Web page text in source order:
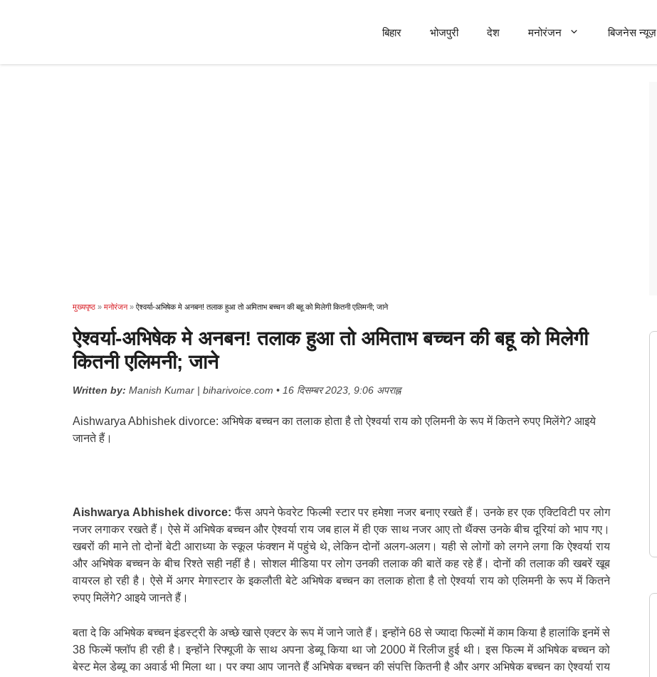
बिहार भोजपुरी देश मनोरंजन बिजनेस न्यूज़
मुख्यपृष्ठ » मनोरंजन» ऐश्वर्या-अभिषेक मे अनबन! तलाक हुआ तो अमिताभ बच्चन की बहू को मिलेगी कितनी एलिमनी; जाने
ऐश्वर्या-अभिषेक मे अनबन! तलाक हुआ तो अमिताभ बच्चन की बहू को मिलेगी
कितनी एलिमनी; जाने
Written by: Manish Kumar | biharivoice.com • 16 दिसम्बर 2023, 9:06 अपराह्न
Aishwarya Abhishek divorce: अभिषेक बच्चन का तलाक होता है तो ऐश्वर्या राय को एलिमनी के रूप में कितने रुपए मिलेंगे? आइये
जानते हैं।
Aishwarya Abhishek divorce: फैंस अपने फेवरेट फिल्मी स्टार पर हमेशा नजर बनाए रखते हैं। उनके हर एक एक्टिविटी पर लोग
नजर लगाकर रखते हैं। ऐसे में अभिषेक बच्चन और ऐश्वर्या राय जब हाल में ही एक साथ नजर आए तो थैंक्स उनके बीच दूरियां को भाप गए।
खबरों की माने तो दोनों बेटी आराध्या के स्कूल फंक्शन में पहुंचे थे, लेकिन दोनों अलग-अलग। यही से लोगों को लगने लगा कि ऐश्वर्या राय
और अभिषेक बच्चन के बीच रिश्ते सही नहीं है। सोशल मीडिया पर लोग उनकी तलाक की बातें कह रहे हैं। दोनों की तलाक की खबरें खूब
वायरल हो रही है। ऐसे में अगर मेगास्टार के इकलौती बेटे अभिषेक बच्चन का तलाक होता है तो ऐश्वर्या राय को एलिमनी के रूप में कितने
रुपए मिलेंगे? आइये जानते हैं।
बता दे कि अभिषेक बच्चन इंडस्ट्री के अच्छे खासे एक्टर के रूप में जाने जाते हैं। इन्होंने 68 से ज्यादा फिल्मों में काम किया है हालांकि इनमें से
38 फिल्में फ्लॉप ही रही है। इन्होंने रिफ्यूजी के साथ अपना डेब्यू किया था जो 2000 में रिलीज हुई थी। इस फिल्म में अभिषेक बच्चन को
बेस्ट मेल डेब्यू का अवार्ड भी मिला था। पर क्या आप जानते हैं अभिषेक बच्चन की संपत्ति कितनी है और अगर अभिषेक बच्चन का ऐश्वर्या राय